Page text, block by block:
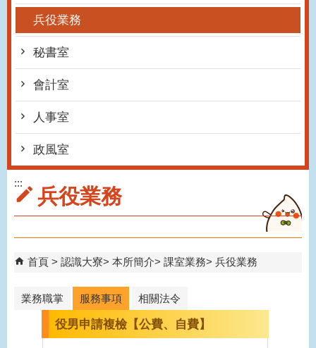
兵役業務
秘書室
會計室
人事室
政風室
:::
兵役業務
首頁 認識大寮 本所簡介 課室業務 兵役業務
業務職掌 服務事項 相關法令
役男申請複檢【公費、自費】